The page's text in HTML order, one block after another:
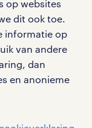
op websites
dit ook toe.
informatie op
van andere
dan
en anonieme